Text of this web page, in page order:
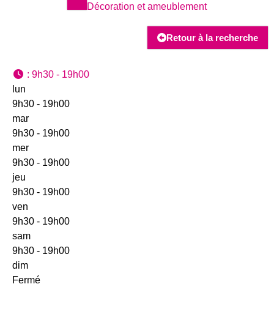
Décoration et ameublement
Retour à la recherche
: 9h30 - 19h00
lun
9h30 - 19h00
mar
9h30 - 19h00
mer
9h30 - 19h00
jeu
9h30 - 19h00
ven
9h30 - 19h00
sam
9h30 - 19h00
dim
Fermé